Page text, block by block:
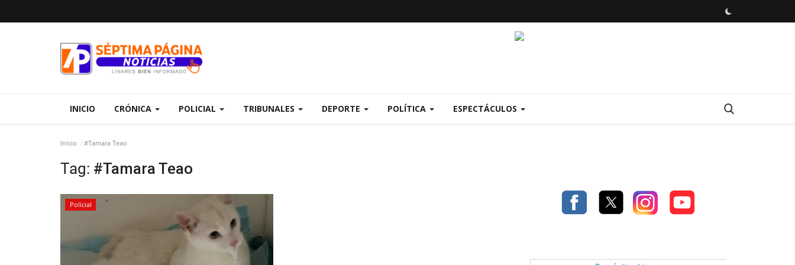
INICIO CRÓNICA POLICIAL TRIBUNALES DEPORTE POLÍTICA ESPECTÁCULOS
Inicio #Tamara Teao
Tag: #Tamara Teao
Policial